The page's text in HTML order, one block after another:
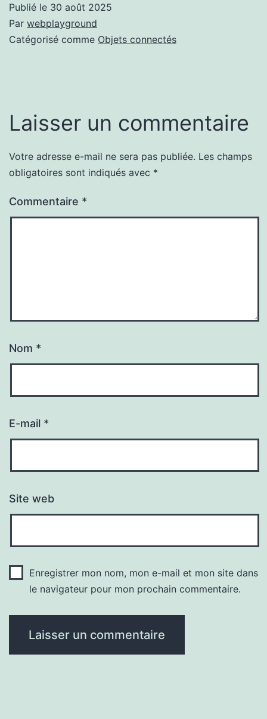
Publié le 30 août 2025
Par webplayground
Catégorisé comme Objets connectés
Laisser un commentaire
Votre adresse e-mail ne sera pas publiée. Les champs
obligatoires sont indiqués avec *
Commentaire *
Nom *
E-mail *
Site web
Enregistrer mon nom, mon e-mail et mon site dans
le navigateur pour mon prochain commentaire.